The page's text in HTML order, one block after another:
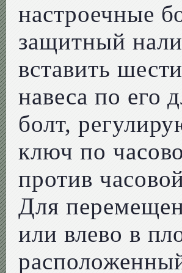
настроечные
защитный
вставить
навеса по его
болт,
ключ по
против
Для
или влево в